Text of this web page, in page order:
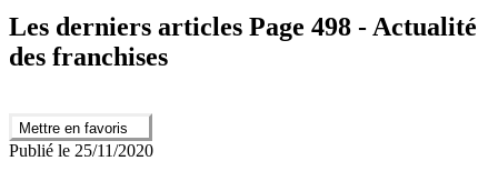
Les derniers articles Page 498 - Actualité
des franchises
Mettre en favoris
Publié le 25/11/2020